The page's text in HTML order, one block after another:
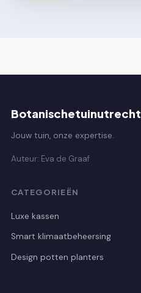
Botanischetuinutrecht
Jouw tuin, onze expertise.
Auteur: Eva de Graaf
CATEGORIEËN
Luxe kassen
Smart klimaatbeheersing
Design potten planters